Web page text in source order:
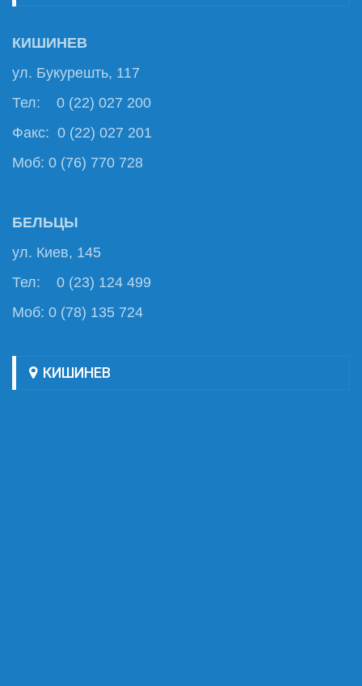
КИШИНЕВ
ул. Букурешть, 117
Тел: 0 (22) 027 200
Факс: 0 (22) 027 201
Моб: 0 (76) 770 728
БЕЛЬЦЫ
ул. Киев, 145
Тел: 0 (23) 124 499
Моб: 0 (78) 135 724
КИШИНЕВ